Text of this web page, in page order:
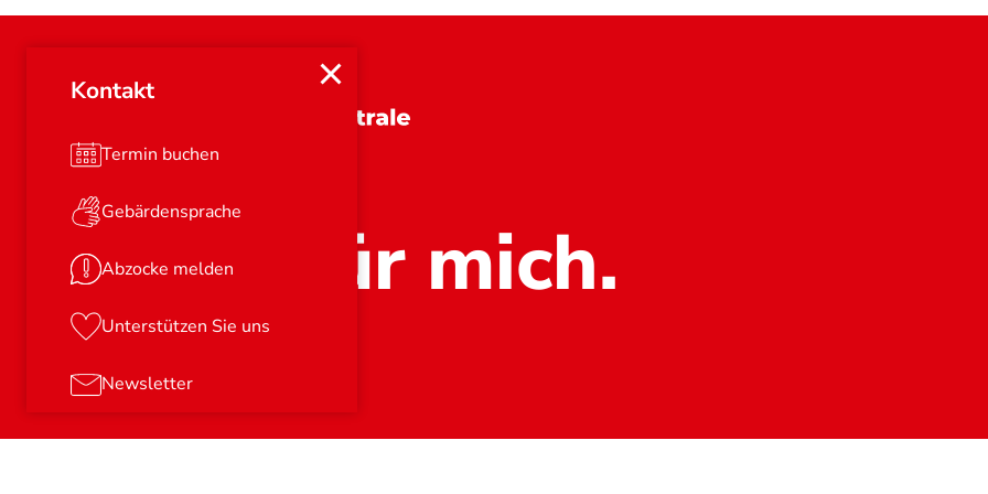
Kontakt
Termin buchen
Gebärdensprache
Abzocke melden
Unterstützen Sie uns
Newsletter
Stark für mich.